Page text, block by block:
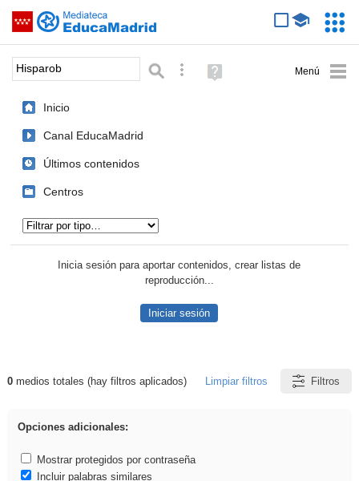
Saltar navegación
Palabra o frase: Búsqueda avanzada
Ayuda
(en
Inicio
Canal EducaMadrid
Últimos contenidos
Centros
Inicia sesión para aportar contenidos, crear listas de
reproducción...
Iniciar sesión
Resultados de: Hisparob
0medios totales (hay filtros aplicados) Limpiar filtros Filtros
Opciones adicionales:
Mostrar protegidos por contraseña
Incluir palabras similares